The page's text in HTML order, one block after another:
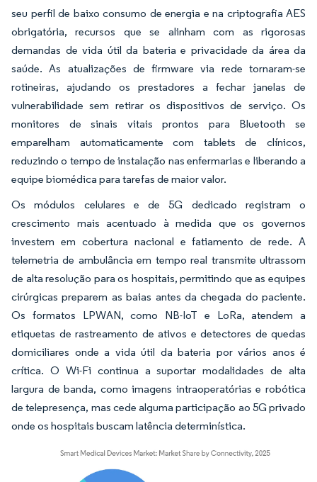
seu perfil de baixo consumo de energia e na criptografia AES
obrigatória, recursos que se alinham com as rigorosas
demandas de vida útil da bateria e privacidade da área da
saúde. As atualizações de firmware via rede tornaram-se
rotineiras, ajudando os prestadores a fechar janelas de
vulnerabilidade sem retirar os dispositivos de serviço. Os
monitores de sinais vitais prontos para Bluetooth se
emparelham automaticamente com tablets de clínicos,
reduzindo o tempo de instalação nas enfermarias e liberando a
equipe biomédica para tarefas de maior valor.
Os módulos celulares e de 5G dedicado registram o
crescimento mais acentuado à medida que os governos
investem em cobertura nacional e fatiamento de rede. A
telemetria de ambulância em tempo real transmite ultrassom
de alta resolução para os hospitais, permitindo que as equipes
cirúrgicas preparem as baias antes da chegada do paciente.
Os formatos LPWAN, como NB-IoT e LoRa, atendem a
etiquetas de rastreamento de ativos e detectores de quedas
domiciliares onde a vida útil da bateria por vários anos é
crítica. O Wi-Fi continua a suportar modalidades de alta
largura de banda, como imagens intraoperatórias e robótica
de telepresença, mas cede alguma participação ao 5G privado
onde os hospitais buscam latência determinística.